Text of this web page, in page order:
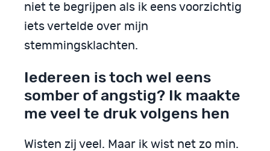
niet te begrijpen als ik eens voorzichtig
iets vertelde over mijn
stemmingsklachten.
Iedereen is toch wel eens
somber of angstig? Ik maakte
me veel te druk volgens hen
Wisten zij veel. Maar ik wist net zo min.